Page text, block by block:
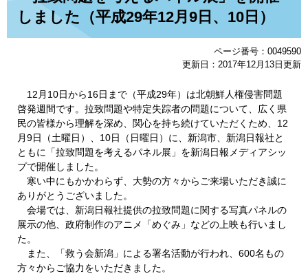
しました（平成29年12月9日、10日）
ページ番号：0049590
更新日：2017年12月13日更新
12月10日から16日まで（平成29年）は北朝鮮人権侵害問題
啓発週間です。拉致問題や特定失踪者の問題について、広く県
民の皆様から理解を深め、関心を持ち続けていただくため、12
月9日（土曜日）、10日（日曜日）に、新潟市、新潟日報社と
ともに「拉致問題を考えるパネル展」を新潟日報メディアシッ
プで開催しました。
寒い中にもかかわらず、大勢の方々からご来場いただき誠に
ありがとうございました。
会場では、新潟日報社提供の拉致問題に関する写真パネルの
展示の他、政府制作のアニメ「めぐみ」などの上映も行いまし
た。
また、「救う会新潟」による署名活動が行われ、600名もの
方々からご協力をいただきました。